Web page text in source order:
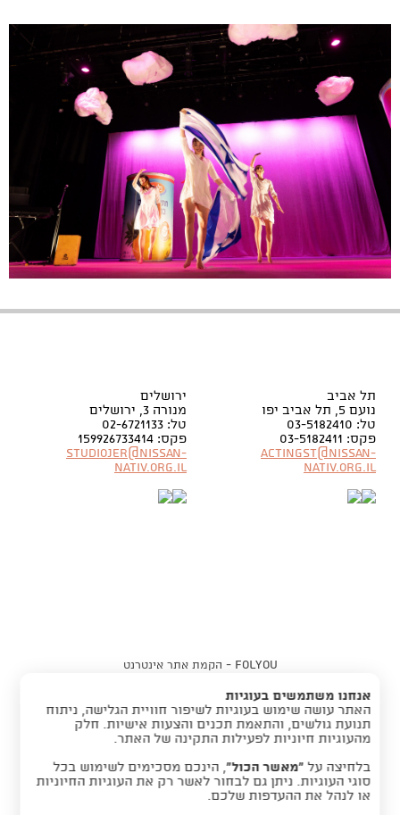
תל אביב
נועם 5, תל אביב יפו
טל: 03-5182410
פקס: 03-5182411
Actingst@nissan-
nativ.org.il
ירושלים
מנורה 3, ירושלים
טל: 02-6721133
פקס: 159926733414
Studiojer@nissan-
nativ.org.il
folyou - הקמת אתר אינטרנט
אנחנו משתמשים בעוגיות
האתר עושה שימוש בעוגיות לשיפור חוויית הגלישה, ניתוח
תנועת גולשים, והתאמת תכנים והצעות אישיות. חלק
מהעוגיות חיוניות לפעילות התקינה של האתר.
בלחיצה על “מאשר הכול”, הינכם מסכימים לשימוש בכל
סוגי העוגיות. ניתן גם לבחור לאשר רק את העוגיות החיוניות
או לנהל את ההעדפות שלכם.